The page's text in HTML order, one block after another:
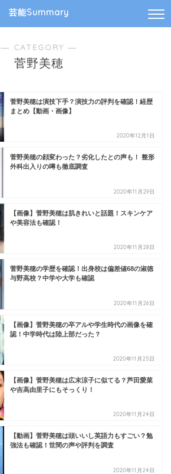
芸能Summary
― CATEGORY ―
菅野美穂
菅野美穂は演技下手？演技力の評判を確認！経歴
まとめ【動画・画像】
2020年12月1日
菅野美穂の顔変わった？劣化したとの声も！ 整形
外科出入りの噂も徹底調査
2020年11月29日
【画像】菅野美穂は肌きれいと話題！スキンケア
や美容法も確認！
2020年11月28日
菅野美穂の学歴を確認！出身校は偏差値68の淑徳
与野高校？中学や大学も確認
2020年11月26日
【画像】菅野美穂の卒アルや学生時代の画像を確
認！中学時代は陸上部だった？
2020年11月25日
【画像】菅野美穂は広末涼子に似てる？芦田愛菜
や吉高由里子にもそっくり！
2020年11月24日
【動画】菅野美穂は頭いいし英語力もすごい？勉
強法も確認！世間の声や評判を調査
2020年11月24日